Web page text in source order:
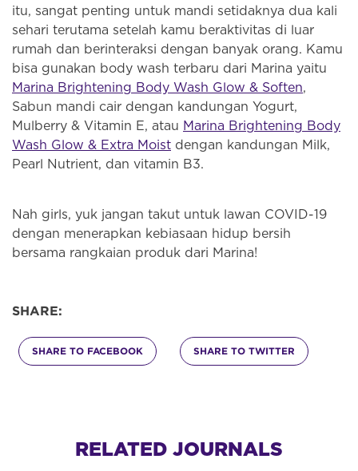
itu, sangat penting untuk mandi setidaknya dua kali
sehari terutama setelah kamu beraktivitas di luar
rumah dan berinteraksi dengan banyak orang. Kamu
bisa gunakan body wash terbaru dari Marina yaitu
Marina Brightening Body Wash Glow & Soften,
Sabun mandi cair dengan kandungan Yogurt,
Mulberry & Vitamin E, atau Marina Brightening Body
Wash Glow & Extra Moist dengan kandungan Milk,
Pearl Nutrient, dan vitamin B3.
Nah girls, yuk jangan takut untuk lawan COVID-19
dengan menerapkan kebiasaan hidup bersih
bersama rangkaian produk dari Marina!
SHARE:
SHARE TO FACEBOOK SHARE TO TWITTER
RELATED JOURNALS